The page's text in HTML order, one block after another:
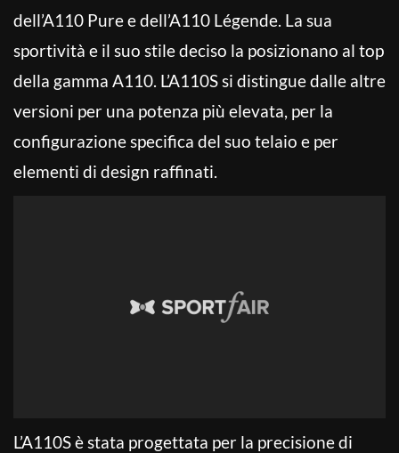
dell’A110 Pure e dell’A110 Légende. La sua
sportività e il suo stile deciso la posizionano al top
della gamma A110. L’A110S si distingue dalle altre
versioni per una potenza più elevata, per la
configurazione specifica del suo telaio e per
elementi di design raffinati.
L’A110S è stata progettata per la precisione di